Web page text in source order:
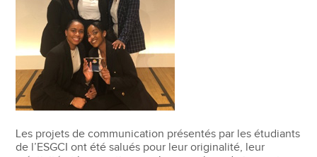
Les projets de communication présentés par les étudiants
de l’ESGCI ont été salués pour leur originalité, leur